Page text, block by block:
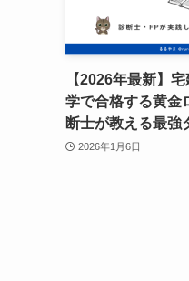
【2026年最新】
学で合格する黄金
断士が教える最強
2026年1月6日